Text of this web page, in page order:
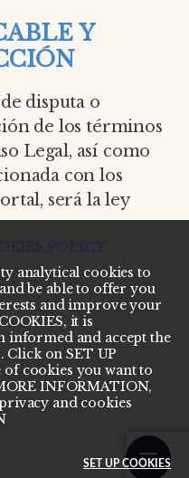
Y
disputa o
de los términos
Legal, así como
con los
será la ley
analytical cookies to
be able to offer you
and improve your
it is
informed and accept the
Click on SET UP
of cookies you want to
INFORMATION,
and cookies
SET UP COOKIES